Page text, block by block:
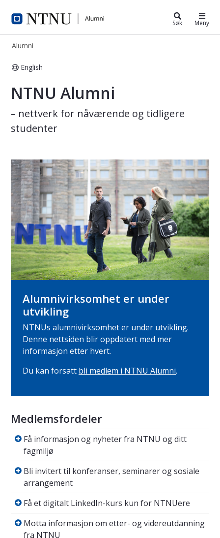
Alumni Søk Meny
Alumni
English
NTNU Alumni – Nettverk for
NTNU Alumni
– nettverk for nåværende og tidligere
studenter
Alumnivirksomhet er under
utvikling
NTNUs alumnivirksomhet er under utvikling.
Denne nettsiden blir oppdatert med mer
informasjon etter hvert.
Du kan forsatt bli medlem i NTNU Alumni.
Medlemsfordeler
Få informasjon og nyheter fra NTNU og ditt
Få informasjon og nyheter fra NTNU og ditt
fagmiljø
Bli invitert til konferanser, seminarer og
Bli invitert til konferanser, seminarer og sosiale
arrangement
Få et digitalt LinkedIn-kurs kun for NTNUere
Få et digitalt LinkedIn-kurs kun for NTNUere
Motta informasjon om etter- og
Motta informasjon om etter- og videreutdanning
fra NTNU